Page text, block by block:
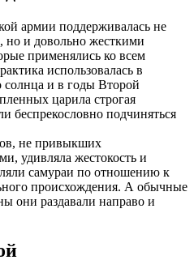
армии поддерживалась не
но и довольно жесткими
применялись ко всем
использовалась в
солнца и в годы Второй
царила строгая
беспрекословно подчиняться
не привыкших
удивляла жестокость и
самураи по отношению к
происхождения. А обычные
они раздавали направо и